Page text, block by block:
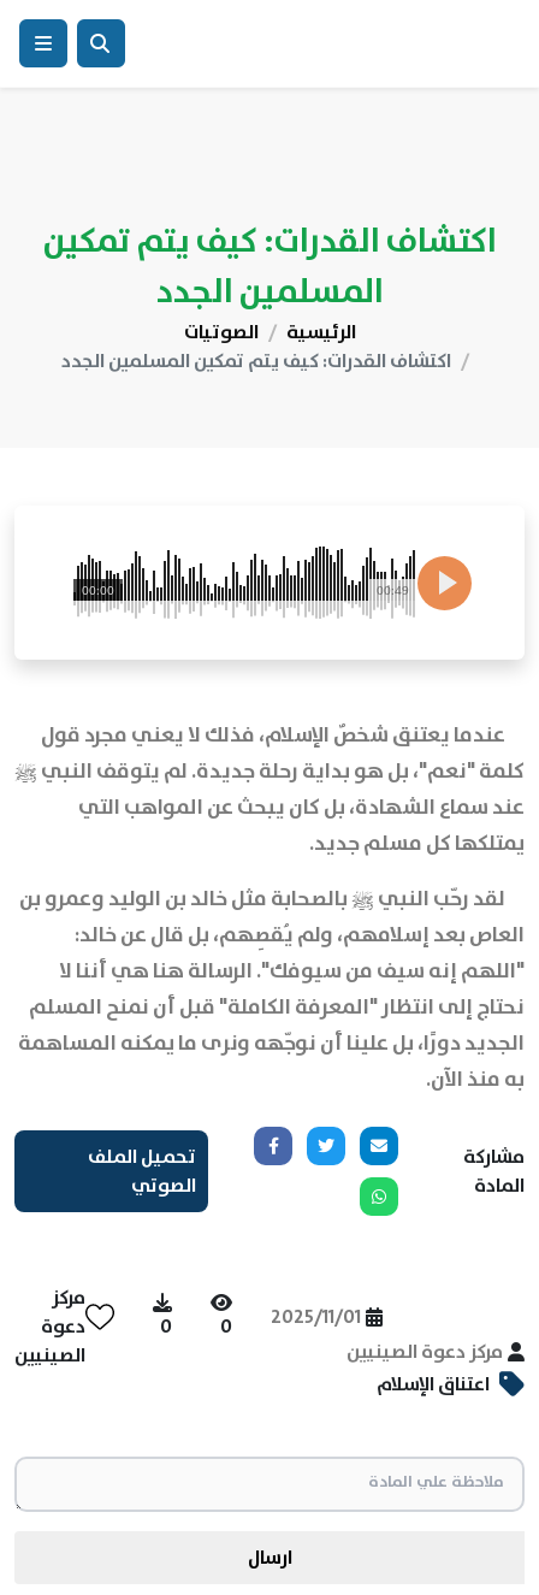
اكتشاف القدرات: كيف يتم تمكين
المسلمين الجدد
الرئيسية
الصوتيات
اكتشاف القدرات: كيف يتم تمكين المسلمين الجدد
00:49
00:00
عندما يعتنق شخصٌ الإسلام، فذلك لا يعني مجرد قول
كلمة "نعم"، بل هو بداية رحلة جديدة. لم يتوقف النبي ﷺ
عند سماع الشهادة، بل كان يبحث عن المواهب التي
يمتلكها كل مسلم جديد.
لقد رحّب النبي ﷺ بالصحابة مثل خالد بن الوليد وعمرو بن
العاص بعد إسلامهم، ولم يُقصِهم، بل قال عن خالد:
"اللهم إنه سيف من سيوفك". الرسالة هنا هي أننا لا
نحتاج إلى انتظار "المعرفة الكاملة" قبل أن نمنح المسلم
الجديد دورًا، بل علينا أن نوجّهه ونرى ما يمكنه المساهمة
به منذ الآن.
مشاركة
المادة
تحميل الملف
الصوتي
مركز دعوة الصينيين
2025/11/01
0
0
مركز
دعوة
الصينيين
اعتناق الإسلام
ارسال